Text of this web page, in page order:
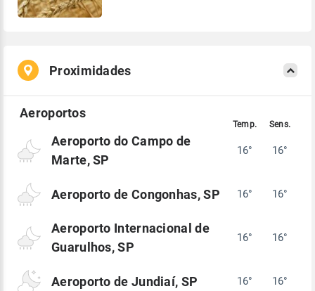
Proximidades
Aeroporto do Campo de
Marte, SP
16° 16°
Aeroporto de Congonhas, SP 16° 16°
Aeroporto Internacional de
Guarulhos, SP
16° 16°
Aeroporto de Jundiaí, SP 16° 16°